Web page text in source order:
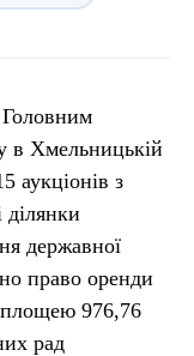
Головним
в Хмельницькій
аукціонів з
державної
право оренди
площею 976,76
рад